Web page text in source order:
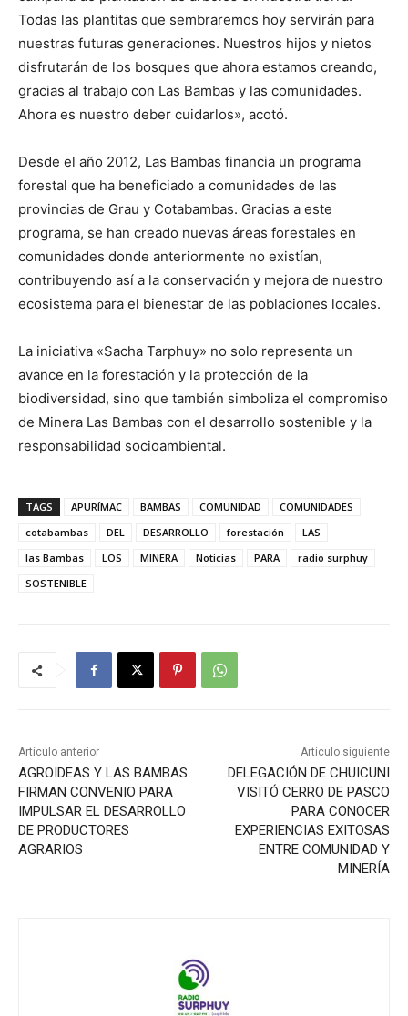
Todas las plantitas que sembraremos hoy servirán para
nuestras futuras generaciones. Nuestros hijos y nietos
disfrutarán de los bosques que ahora estamos creando,
gracias al trabajo con Las Bambas y las comunidades.
Ahora es nuestro deber cuidarlos», acotó.
Desde el año 2012, Las Bambas financia un programa
forestal que ha beneficiado a comunidades de las
provincias de Grau y Cotabambas. Gracias a este
programa, se han creado nuevas áreas forestales en
comunidades donde anteriormente no existían,
contribuyendo así a la conservación y mejora de nuestro
ecosistema para el bienestar de las poblaciones locales.
La iniciativa «Sacha Tarphuy» no solo representa un
avance en la forestación y la protección de la
biodiversidad, sino que también simboliza el compromiso
de Minera Las Bambas con el desarrollo sostenible y la
responsabilidad socioambiental.
TAGS APURÍMAC BAMBAS COMUNIDAD
COMUNIDADES
cotabambas
DEL DESARROLLO forestación
LAS
las Bambas
LOS MINERA Noticias PARA
radio surphuy
SOSTENIBLE
Artículo anterior
AGROIDEAS Y LAS BAMBAS
FIRMAN CONVENIO PARA
IMPULSAR EL DESARROLLO
DE PRODUCTORES
AGRARIOS
Artículo siguiente
DELEGACIÓN DE CHUICUNI
VISITÓ CERRO DE PASCO
PARA CONOCER
EXPERIENCIAS EXITOSAS
ENTRE COMUNIDAD Y
MINERÍA